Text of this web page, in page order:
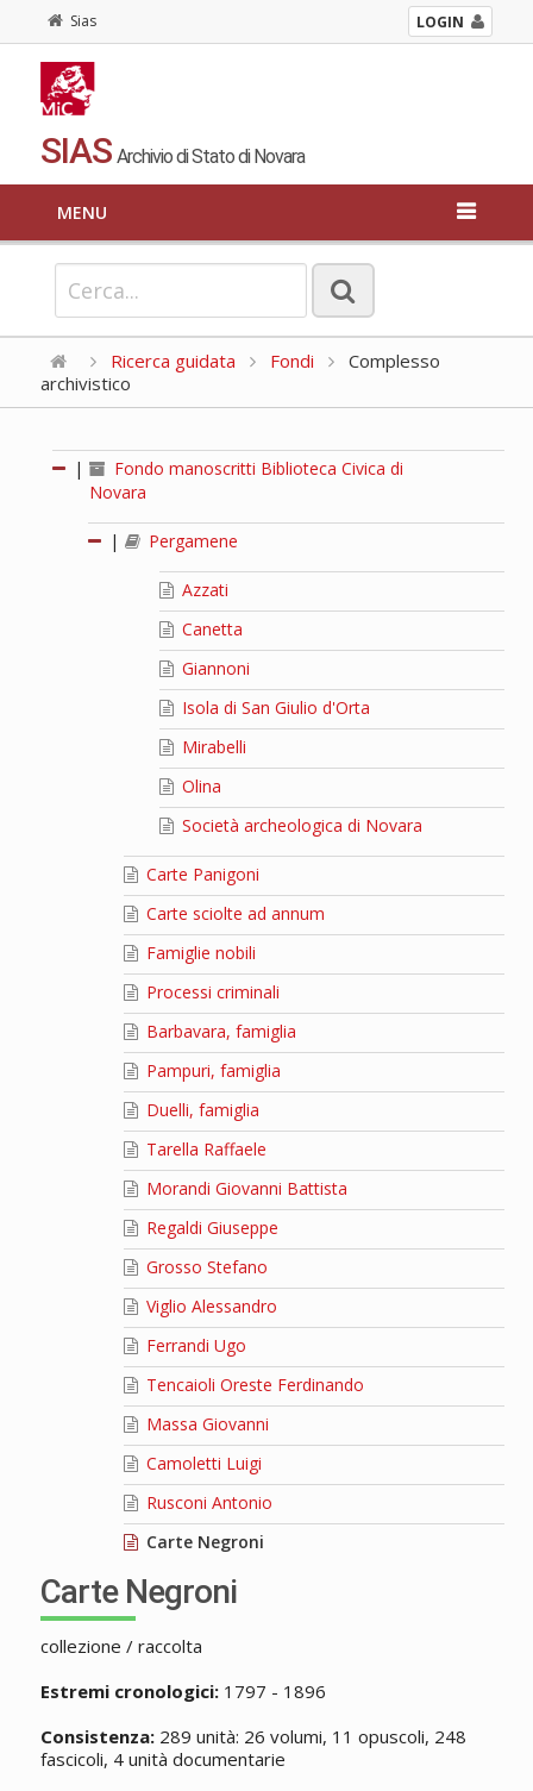
Sias LOGIN
SIAS Archivio di Stato di Novara
MENU
Ricerca guidata Fondi
Complesso
archivistico
|
Fondo manoscritti Biblioteca Civica di
Novara
| Pergamene
Azzati
Canetta
Giannoni
Isola di San Giulio d'Orta
Mirabelli
Olina
Società archeologica di Novara
Carte Panigoni
Carte sciolte ad annum
Famiglie nobili
Processi criminali
Barbavara, famiglia
Pampuri, famiglia
Duelli, famiglia
Tarella Raffaele
Morandi Giovanni Battista
Regaldi Giuseppe
Grosso Stefano
Viglio Alessandro
Ferrandi Ugo
Tencaioli Oreste Ferdinando
Massa Giovanni
Camoletti Luigi
Rusconi Antonio
Carte Negroni
Carte Negroni
collezione / raccolta
Estremi cronologici:1797 - 1896
Consistenza:289 unità: 26 volumi, 11 opuscoli, 248
fascicoli, 4 unità documentarie